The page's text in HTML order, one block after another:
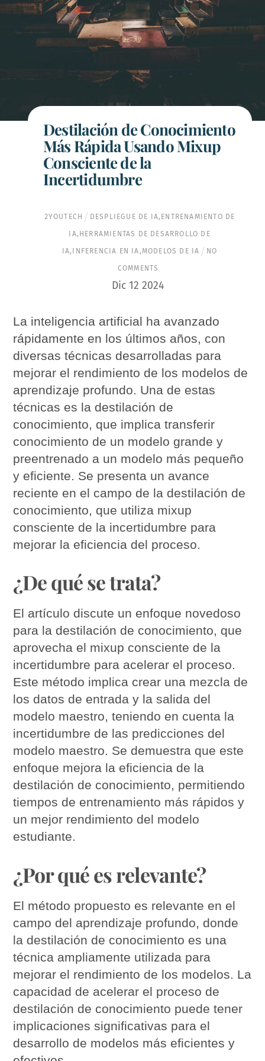
Destilación de Conocimiento
Más Rápida Usando Mixup
Consciente de la
Incertidumbre
2YOUTECH DESPLIEGUE DE IA, ENTRENAMIENTO DE
IA, HERRAMIENTAS DE DESARROLLO DE
IA, INFERENCIA EN IA, MODELOS DE IA NO
COMMENTS
Dic 12 2024
La inteligencia artificial ha avanzado
rápidamente en los últimos años, con
diversas técnicas desarrolladas para
mejorar el rendimiento de los modelos de
aprendizaje profundo. Una de estas
técnicas es la destilación de
conocimiento, que implica transferir
conocimiento de un modelo grande y
preentrenado a un modelo más pequeño
y eficiente. Se presenta un avance
reciente en el campo de la destilación de
conocimiento, que utiliza mixup
consciente de la incertidumbre para
mejorar la eficiencia del proceso.
¿De qué se trata?
El artículo discute un enfoque novedoso
para la destilación de conocimiento, que
aprovecha el mixup consciente de la
incertidumbre para acelerar el proceso.
Este método implica crear una mezcla de
los datos de entrada y la salida del
modelo maestro, teniendo en cuenta la
incertidumbre de las predicciones del
modelo maestro. Se demuestra que este
enfoque mejora la eficiencia de la
destilación de conocimiento, permitiendo
tiempos de entrenamiento más rápidos y
un mejor rendimiento del modelo
estudiante.
¿Por qué es relevante?
El método propuesto es relevante en el
campo del aprendizaje profundo, donde
la destilación de conocimiento es una
técnica ampliamente utilizada para
mejorar el rendimiento de los modelos. La
capacidad de acelerar el proceso de
destilación de conocimiento puede tener
implicaciones significativas para el
desarrollo de modelos más eficientes y